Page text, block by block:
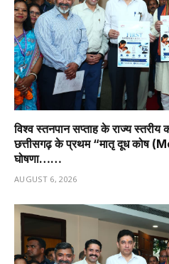
विश्व स्तनपान सप्ताह के राज्य
छत्तीसगढ़ के प्रथम “मातृ दूध कोष
घोषणा……
AUGUST 6, 2026